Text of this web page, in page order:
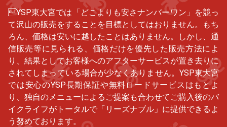
YSP東大宮では「どこよりも安さナンバーワン」を競っ
て沢山の販売をすることを目標としてはおりません。もち
ろん、価格は安いに越したことはありません。しかし、通
信販売等に見られる、価格だけを優先した販売方法によ
り、結果としてお客様へのアフターサービスが置き去りに
されてしまっている場合が少なくありません。YSP東大宮
では安心のYSP長期保証や無料ロードサービスはもとよ
り、独自のメニューによるご提案も合わせてご購入後のバ
イクライフがトータルで「リーズナブル」に提供できるよ
う努めております。